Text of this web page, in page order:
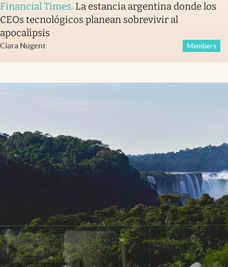
Financial Times. La estancia argentina donde los
CEOs tecnológicos planean sobrevivir al
apocalipsis
Ciara Nugent Members